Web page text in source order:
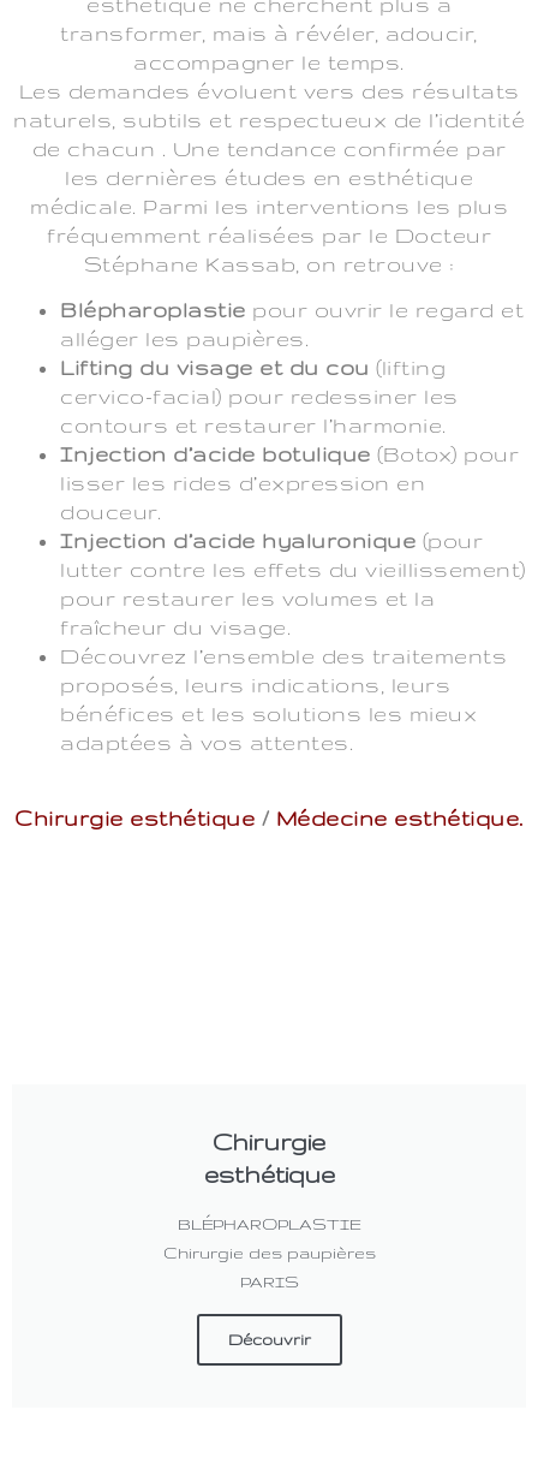
transformer, mais à révéler, adoucir,
accompagner le temps.
Les demandes évoluent vers des résultats
naturels, subtils et respectueux de l’identité
de chacun . Une tendance confirmée par
les dernières études en esthétique
médicale. Parmi les interventions les plus
fréquemment réalisées par le Docteur
Stéphane Kassab, on retrouve :
Blépharoplastie pour ouvrir le regard et
alléger les paupières.
Lifting du visage et du cou (lifting
cervico-facial) pour redessiner les
contours et restaurer l’harmonie.
Injection d’acide botulique (Botox) pour
lisser les rides d’expression en
douceur.
Injection d’acide hyaluronique (pour
lutter contre les effets du vieillissement)
pour restaurer les volumes et la
fraîcheur du visage.
Découvrez l’ensemble des traitements
proposés, leurs indications, leurs
bénéfices et les solutions les mieux
adaptées à vos attentes.
Chirurgie esthétique / Médecine esthétique.
Chirurgie
esthétique
BLÉPHAROPLASTIE
Chirurgie des paupières
PARIS
Découvrir